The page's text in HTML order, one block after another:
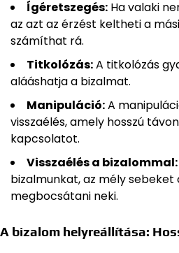
Ígéretszegés: Ha valaki
az azt az érzést keltheti a
számíthat rá.
Titkolózás:A titkolózás
alááshatja a bizalmat.
Manipuláció:A
visszaélés, amely hosszú
kapcsolatot.
Visszaélés a bizalommal:
bizalmunkat, az mély sebeket
megbocsátani neki.
A bizalom helyreállítása: